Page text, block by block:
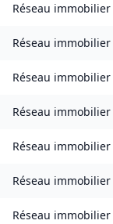
Réseau immobilier
Réseau immobilier
Réseau immobilier
Réseau immobilier
Réseau immobilier
Réseau immobilier
Réseau immobilier